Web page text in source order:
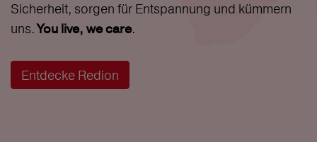
Sicherheit, sorgen für Entspannung und kümmern
uns.You live, we care.
Entdecke Redion